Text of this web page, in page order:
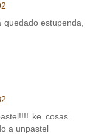
estupenda,
ke cosas...
a unpastel